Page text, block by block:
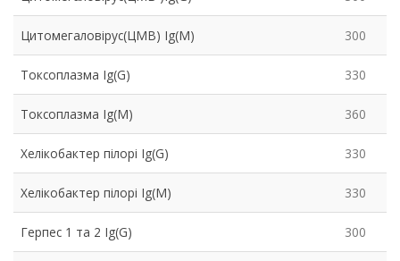
Цитомегаловірус(ЦМВ) Ig(M) 300
Токсоплазма Ig(G) 330
Токсоплазма Ig(M) 360
Хелікобактер пілорі Ig(G) 330
Хелікобактер пілорі Ig(M) 330
Герпес 1 та 2 Ig(G) 300